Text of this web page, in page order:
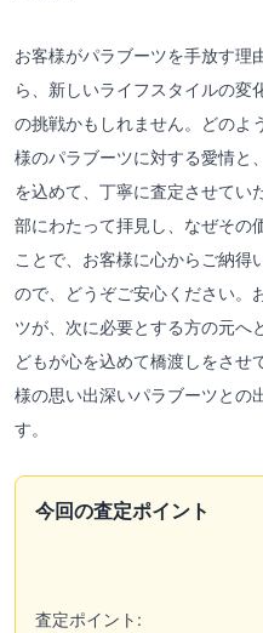
お客様がパラブーツを手放す理
ら、新しいライフスタイルの変
の挑戦かもしれません。どのよ
様のパラブーツに対する愛情と
を込めて、丁寧に査定させてい
部にわたって拝見し、なぜその
ことで、お客様に心からご納得
ので、どうぞご安心ください。
ツが、次に必要とする方の元へ
どもが心を込めて橋渡しをさせ
様の思い出深いパラブーツとの
す。
今回の査定ポイント
査定ポイント: